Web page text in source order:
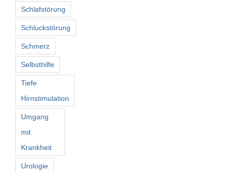
Schlafstörung
Schluckstörung
Schmerz
Selbsthilfe
Tiefe
Hirnstimulation
Umgang
mit
Krankheit
Urologie